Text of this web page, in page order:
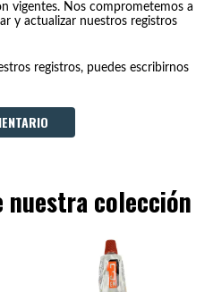
vigentes. Nos comprometemos a
y actualizar nuestros registros
registros, puedes escribirnos
colección